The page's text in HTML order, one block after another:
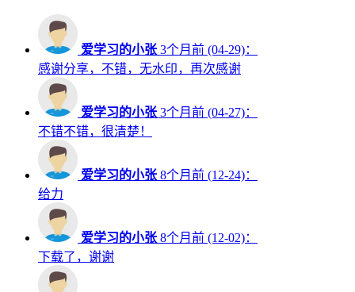
爱学习的小张 3个月前 (04-29)：
感谢分享，不错，无水印，再次感谢
爱学习的小张 3个月前 (04-27)：
不错不错，很清楚！
爱学习的小张 8个月前 (12-24)：
给力
爱学习的小张 8个月前 (12-02)：
下载了，谢谢